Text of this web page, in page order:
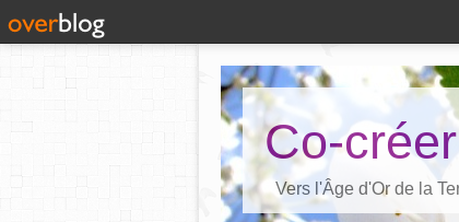
Co-
Vers l'Âge d'Or de la